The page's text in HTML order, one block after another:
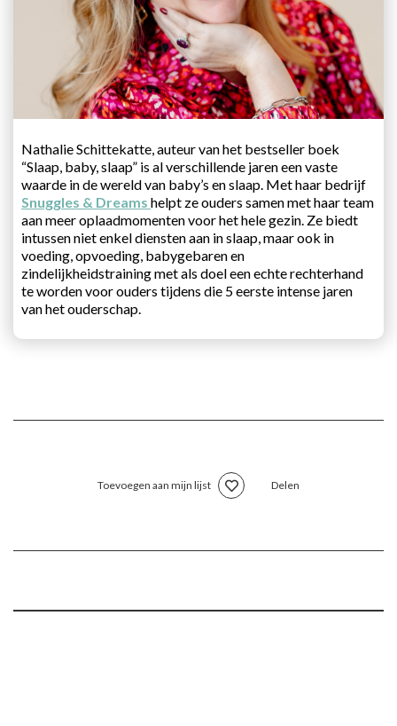
Nathalie Schittekatte, auteur van het bestseller boek
“Slaap, baby, slaap” is al verschillende jaren een vaste
waarde in de wereld van baby’s en slaap. Met haar bedrijf
Snuggles & Dreams helpt ze ouders samen met haar team
aan meer oplaadmomenten voor het hele gezin. Ze biedt
intussen niet enkel diensten aan in slaap, maar ook in
voeding, opvoeding, babygebaren en
zindelijkheidstraining met als doel een echte rechterhand
te worden voor ouders tijdens die 5 eerste intense jaren
van het ouderschap.
Toevoegen aan mijn lijst Delen